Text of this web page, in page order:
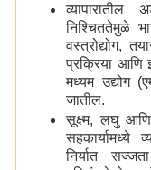
निश्चिततेमुळे
वस्त्रोद्योग,
प्रक्रिया आणि
मध्यम उद्योग
जातील.
सूक्ष्म, लघु आणि
सहकार्यामध्ये
निर्यात